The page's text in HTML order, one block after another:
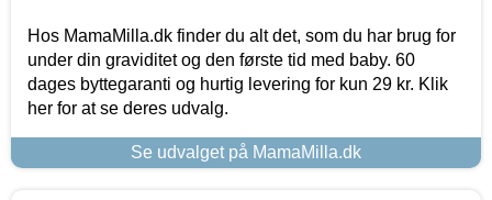
Hos MamaMilla.dk finder du alt det, som du har brug for
under din graviditet og den første tid med baby. 60
dages byttegaranti og hurtig levering for kun 29 kr. Klik
her for at se deres udvalg.
Se udvalget på MamaMilla.dk